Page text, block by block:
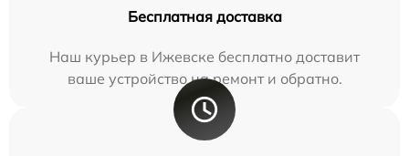
Бесплатная доставка
Наш курьер в Ижевске бесплатно доставит
ваше устройство на ремонт и обратно.